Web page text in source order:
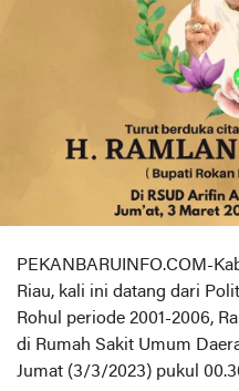
PEKANBARUINFO.COM-
Riau, kali ini datang dari
Rohul periode 2001-2006,
di Rumah Sakit Umum
Jumat (3/3/2023) pukul